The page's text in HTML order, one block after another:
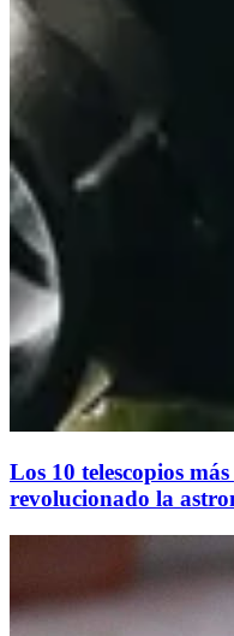
Los 10 telescopios
revolucionado la